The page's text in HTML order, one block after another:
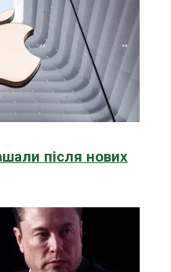
після нових